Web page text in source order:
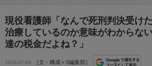
現役看護師「なんで死刑判決受け
治療しているのか意味がわからな
達の税金だよね？」
2026-07-08 ［文・構成＝S編集部］